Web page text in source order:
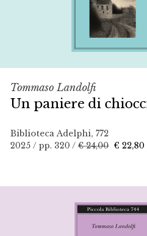
Tommaso Landolfi
Un paniere di
Biblioteca Adelphi, 772
2025 / pp. 320 / € 24,00 € 22,80